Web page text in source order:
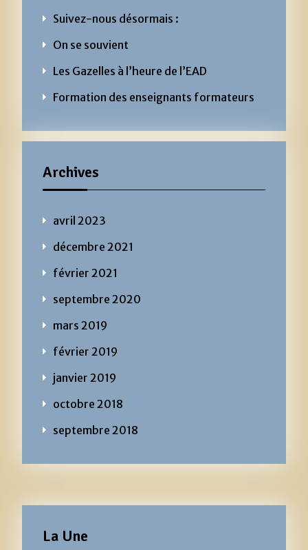
Suivez-nous désormais :
On se souvient
Les Gazelles à l’heure de l’EAD
Formation des enseignants formateurs
Archives
avril 2023
décembre 2021
février 2021
septembre 2020
mars 2019
février 2019
janvier 2019
octobre 2018
septembre 2018
La Une